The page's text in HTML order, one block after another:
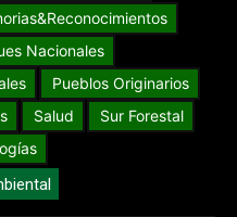
Nacionales
Pueblos Originarios
Salud
Sur Forestal